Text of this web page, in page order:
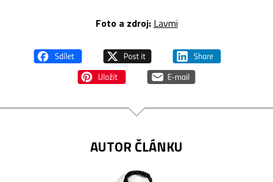
Foto a zdroj: Lavmi
AUTOR ČLÁNKU